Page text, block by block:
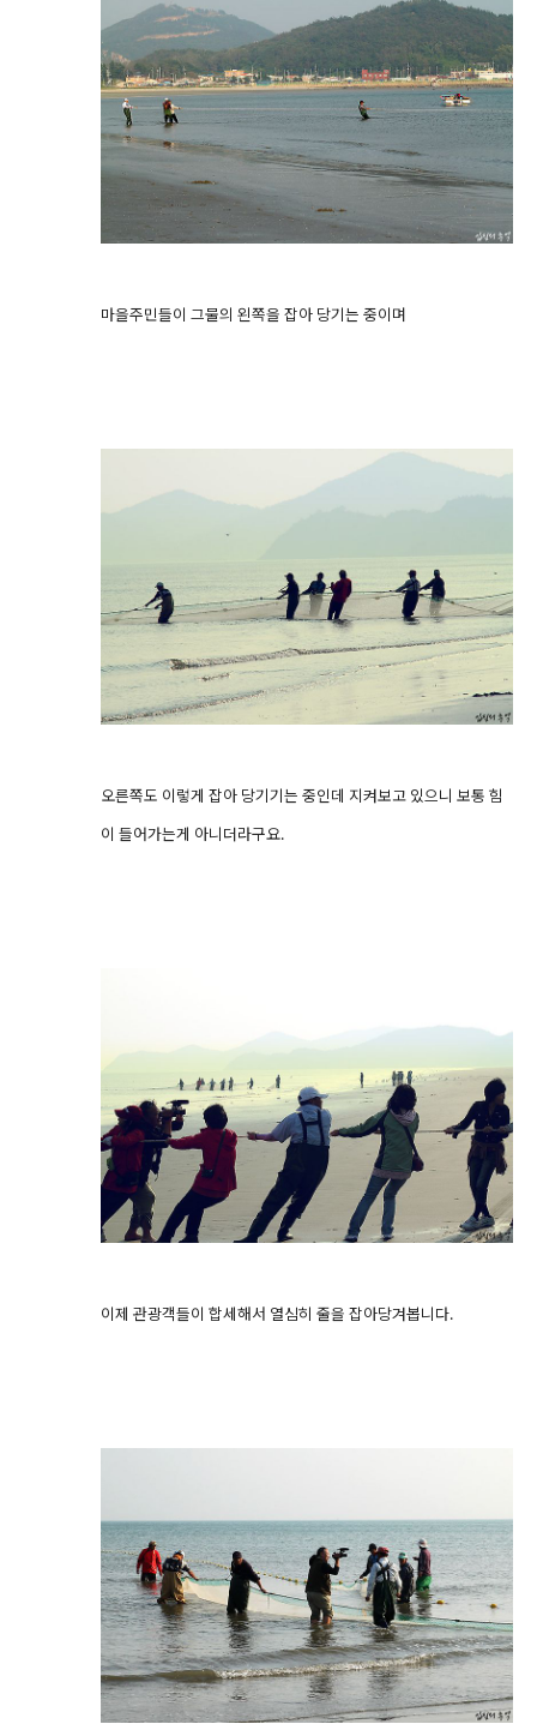
마을주민들이 그물의 왼쪽을 잡아 당기는 중이며
오른쪽도 이렇게 잡아 당기기는 중인데 지켜보고 있으니 보통 힘
이 들어가는게 아니더라구요.
이제 관광객들이 합세해서 열심히 줄을 잡아당겨봅니다.